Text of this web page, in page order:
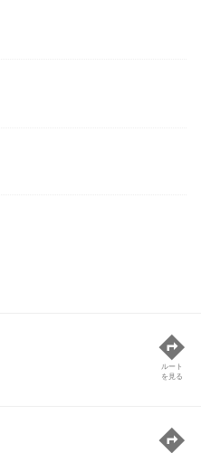
ルート
を見る